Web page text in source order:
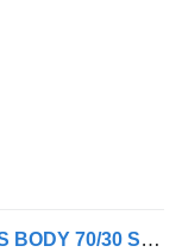
Dennis 6 6X4 AUTO 26TON OLYMPUS BODY 70/30 SPLIT REFUSE (EURO 6)